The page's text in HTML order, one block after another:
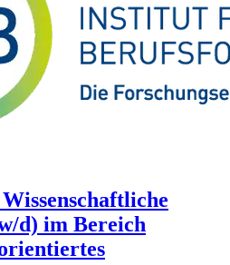
d) im Bereich